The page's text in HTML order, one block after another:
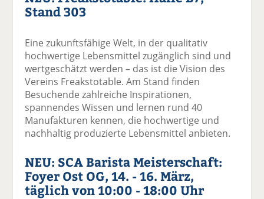
Stand 303
Eine zukunftsfähige Welt, in der qualitativ
hochwertige Lebensmittel zugänglich sind und
wertgeschätzt werden – das ist die Vision des
Vereins Freakstotable. Am Stand finden
Besuchende zahlreiche Inspirationen,
spannendes Wissen und lernen rund 40
Manufakturen kennen, die hochwertige und
nachhaltig produzierte Lebensmittel anbieten.
NEU: SCA Barista Meisterschaft:
Foyer Ost OG, 14. - 16. März,
täglich von 10:00 - 18:00 Uhr